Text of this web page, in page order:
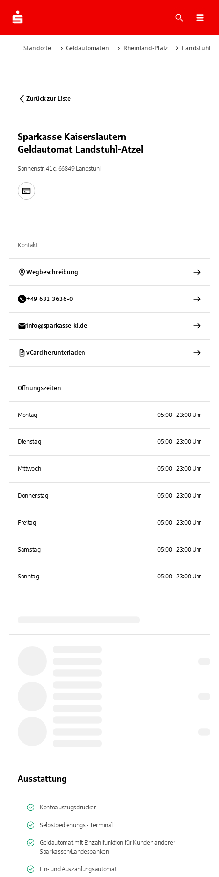
Suche
Standorte Geldautomaten Rheinland-Pfalz Landstuhl
Zurück zur Liste
Sparkasse Kaiserslautern
Geldautomat Landstuhl-Atzel
Sonnenstr. 41c, 66849 Landstuhl
Kontakt
Wegbeschreibung
+49 631 3636-0
info@sparkasse-kl.de
vCard herunterladen
Öffnungszeiten
Montag 05:00 - 23:00 Uhr
Dienstag 05:00 - 23:00 Uhr
Mittwoch 05:00 - 23:00 Uhr
Donnerstag 05:00 - 23:00 Uhr
Freitag 05:00 - 23:00 Uhr
Samstag 05:00 - 23:00 Uhr
Sonntag 05:00 - 23:00 Uhr
Ausstattung
Kontoauszugsdrucker
Selbstbedienungs - Terminal
Geldautomat mit Einzahlfunktion für Kunden anderer
Sparkassen/Landesbanken
Ein- und Auszahlungsautomat